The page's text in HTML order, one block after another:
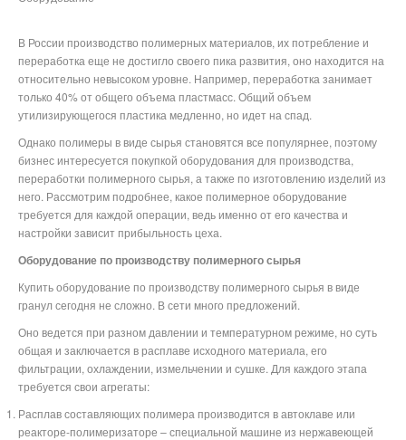
В России производство полимерных материалов, их потребление и
переработка еще не достигло своего пика развития, оно находится на
относительно невысоком уровне. Например, переработка занимает
только 40% от общего объема пластмасс. Общий объем
утилизирующегося пластика медленно, но идет на спад.
Однако полимеры в виде сырья становятся все популярнее, поэтому
бизнес интересуется покупкой оборудования для производства,
переработки полимерного сырья, а также по изготовлению изделий из
него. Рассмотрим подробнее, какое полимерное оборудование
требуется для каждой операции, ведь именно от его качества и
настройки зависит прибыльность цеха.
Оборудование по производству полимерного сырья
Купить оборудование по производству полимерного сырья в виде
гранул сегодня не сложно. В сети много предложений.
Оно ведется при разном давлении и температурном режиме, но суть
общая и заключается в расплаве исходного материала, его
фильтрации, охлаждении, измельчении и сушке. Для каждого этапа
требуется свои агрегаты:
Расплав составляющих полимера производится в автоклаве или
реакторе-полимеризаторе – специальной машине из нержавеющей